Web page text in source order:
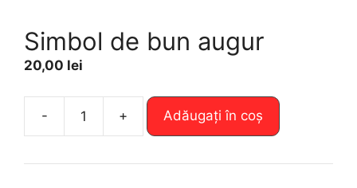
Simbol de bun augur
20,00 lei
-
Cantitate
de
+ Adăugați în coș
e